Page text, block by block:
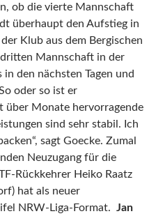
ob die vierte Mannschaft
überhaupt den Aufstieg in
Klub aus dem Bergischen
Mannschaft in der
den nächsten Tagen und
oder so ist er
über Monate hervorragende
sind sehr stabil. Ich
sagt Goecke. Zumal
Neuzugang für die
Rückkehrer Heiko Raatz
hat als neuer
NRW-Liga-Format. Jan